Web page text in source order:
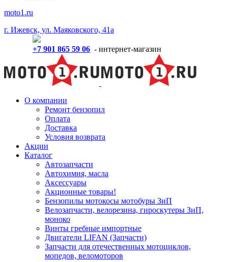
moto1.ru
г. Ижевск, ул. Маяковского, 41а
+7 901 865 59 06 - интернет-магазин
О компании
Ремонт бензопил
Оплата
Доставка
Условия возврата
Акции
Каталог
Автозапчасти
Автохимия, масла
Аксессуары
Акционные товары!
Бензопилы мотокосы мотобуры ЗиП
Велозапчасти, велорезина, гироскутеры ЗиП,
моноко
Винты гребные импортные
Двигатели LIFAN (Запчасти)
Запчасти для отечественных мотоциклов,
мопедов, веломоторов